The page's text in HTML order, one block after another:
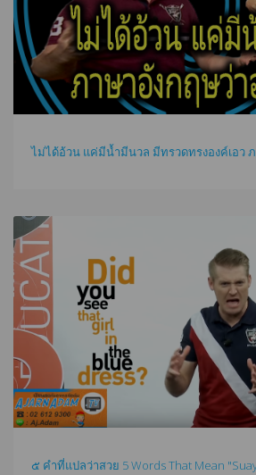
ไม่ได้อ้วน แค่มีน้ำมีนวล มีทรวดทรงองค์เอว
๕ คำที่แปลว่าสวย 5 Words That Mean